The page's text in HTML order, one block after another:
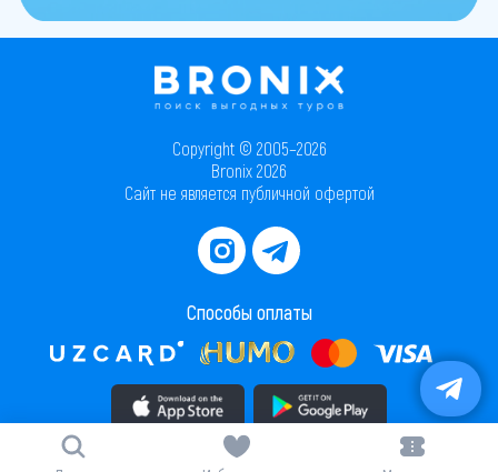
Copyright © 2005–2026
Bronix 2026
Сайт не является публичной офертой
Способы оплаты
Скачать приложение в AppStore Скачать приложение в PlayMarket
Карта сайта